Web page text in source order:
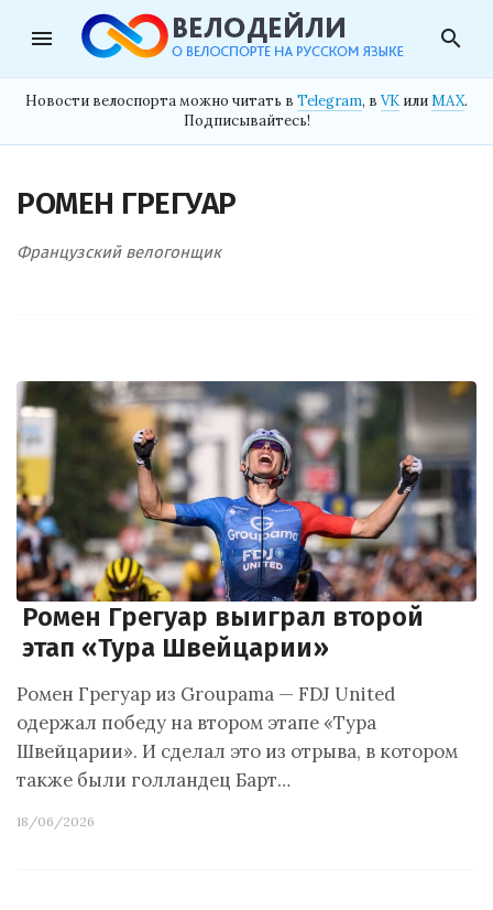
menu search
Новости велоспорта можно читать в Telegram, в VK илиMAX.
Подписывайтесь!
РОМЕН ГРЕГУАР
Французский велогонщик
Ромен Грегуар выиграл второй
этап «Тура Швейцарии»
Ромен Грегуар из Groupama — FDJ United
одержал победу на втором этапе «Тура
Швейцарии». И сделал это из отрыва, в котором
также были голландец Барт…
18/06/2026